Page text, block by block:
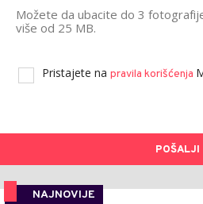
Možete da ubacite do 3
više od 25 MB.
Pristajete na pravila korišćenja
POŠALJI
NAJNOVIJE